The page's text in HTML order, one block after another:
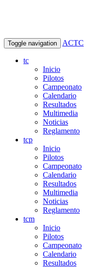
Toggle navigation ACTC
tc
Inicio
Pilotos
Campeonato
Calendario
Resultados
Multimedia
Noticias
Reglamento
tcp
Inicio
Pilotos
Campeonato
Calendario
Resultados
Multimedia
Noticias
Reglamento
tcm
Inicio
Pilotos
Campeonato
Calendario
Resultados